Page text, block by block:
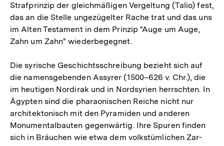
Strafprinzip der gleichmäßigen Vergeltung (Talio) fest,
das an die Stelle ungezügelter Rache trat und das uns
im Alten Testament in dem Prinzip "Auge um Auge,
Zahn um Zahn" wiederbegegnet.
Die syrische Geschichtsschreibung bezieht sich auf
die namensgebenden Assyrer (1500–626 v. Chr.), die
im heutigen Nordirak und in Nordsyrien herrschten. In
Ägypten sind die pharaonischen Reiche nicht nur
architektonisch mit den Pyramiden und anderen
Monumentalbauten gegenwärtig. Ihre Spuren finden
sich in Bräuchen wie etwa dem volkstümlichen Zar-